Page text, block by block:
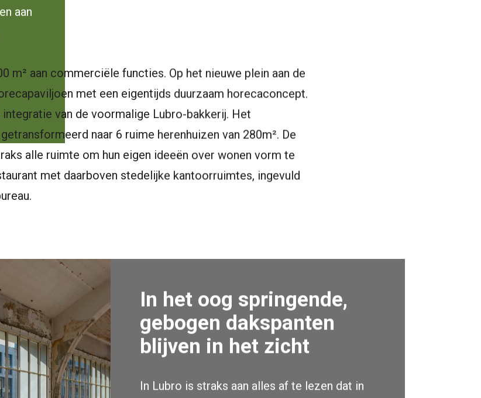
aan
m² aan commerciële functies. Op het nieuwe plein aan de
met een eigentijds duurzaam horecaconcept.
van de voormalige Lubro-bakkerij. Het
naar 6 ruime herenhuizen van 280m². De
alle ruimte om hun eigen ideeën over wonen vorm te
met daarboven stedelijke kantoorruimtes, ingevuld
In het oog springende,
gebogen dakspanten
blijven in het zicht
In Lubro is straks aan alles af te lezen dat in